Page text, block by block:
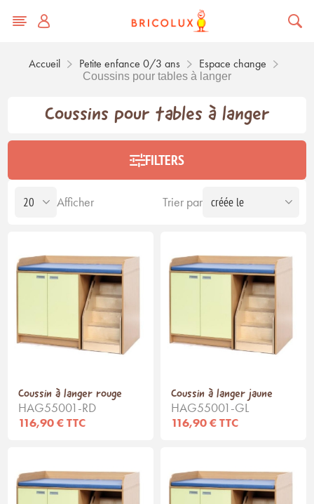
Accueil Petite enfance 0/3 ans Espace change
Coussins pour tables à langer
Coussins pour tables à langer
FILTERS
Trier par
Afficher
Coussin à langer rouge
HAG55001-RD
116,90 € TTC
Coussin à langer jaune
HAG55001-GL
116,90 € TTC